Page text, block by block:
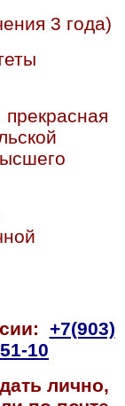
3 года)
+7(903)
10
лично,